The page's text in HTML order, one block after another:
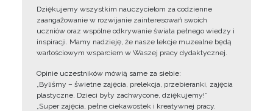
Dziękujemy wszystkim nauczycielom za codzienne
zaangażowanie w rozwijanie zainteresowań swoich
uczniów oraz wspólne odkrywanie świata pełnego wiedzy i
inspiracji. Mamy nadzieję, że nasze lekcje muzealne będą
wartościowym wsparciem w Waszej pracy dydaktycznej.
Opinie uczestników mówią same za siebie:
„Byliśmy – świetne zajęcia, prelekcja, przebieranki, zajęcia
plastyczne. Dzieci były zachwycone, dziękujemy!”
„Super zajęcia, pełne ciekawostek i kreatywnej pracy.